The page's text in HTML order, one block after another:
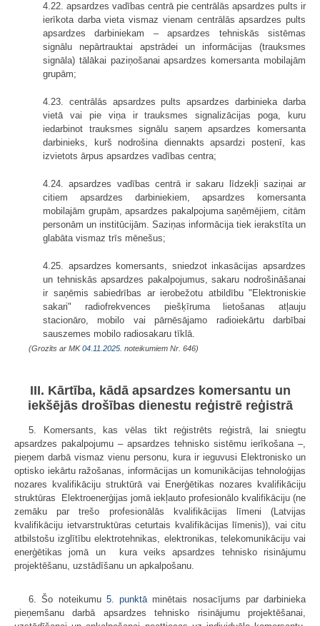
4.22. apsardzes vadības centrā pie centrālās apsardzes pults ir
ierīkota darba vieta vismaz vienam centrālās apsardzes pults
apsardzes darbiniekam – apsardzes tehniskās sistēmas
signālu nepārtrauktai apstrādei un informācijas (trauksmes
signāla) tālākai paziņošanai apsardzes komersanta mobilajām
grupām;
4.23. centrālās apsardzes pults apsardzes darbinieka darba
vietā vai pie viņa ir trauksmes signalizācijas poga, kuru
iedarbinot trauksmes signālu saņem apsardzes komersanta
darbinieks, kurš nodrošina diennakts apsardzi postenī, kas
izvietots ārpus apsardzes vadības centra;
4.24. apsardzes vadības centrā ir sakaru līdzekļi saziņai ar
citiem apsardzes darbiniekiem, apsardzes komersanta
mobilajām grupām, apsardzes pakalpojuma saņēmējiem, citām
personām un institūcijām. Saziņas informācija tiek ierakstīta un
glabāta vismaz trīs mēnešus;
4.25. apsardzes komersants, sniedzot inkasācijas apsardzes
un tehniskās apsardzes pakalpojumus, sakaru nodrošināšanai
ir saņēmis sabiedrības ar ierobežotu atbildību "Elektroniskie
sakari" radiofrekvences piešķīruma lietošanas atļauju
stacionāro, mobilo vai pārnēsājamo radioiekārtu darbībai
sauszemes mobilo radiosakaru tīklā.
(Grozīts ar MK04.11.2025. noteikumiem Nr. 646)
III. Kārtība, kādā apsardzes komersantu un
iekšējās drošības dienestu reģistrē reģistrā
5. Komersants, kas vēlas tikt reģistrēts reģistrā, lai sniegtu
apsardzes pakalpojumu – apsardzes tehnisko sistēmu ierīkošana –,
pieņem darbā vismaz vienu personu, kura ir ieguvusi Elektronisko un
optisko iekārtu ražošanas, informācijas un komunikācijas tehnoloģijas
nozares kvalifikāciju struktūrā vai Enerģētikas nozares kvalifikāciju
struktūras Elektroenerģijas jomā iekļauto profesionālo kvalifikāciju (ne
zemāku par trešo profesionālās kvalifikācijas līmeni (Latvijas
kvalifikāciju ietvarstruktūras ceturtais kvalifikācijas līmenis)), vai citu
atbilstošu izglītību elektrotehnikas, elektronikas, telekomunikāciju vai
enerģētikas jomā un kura veiks apsardzes tehnisko risinājumu
projektēšanu, uzstādīšanu un apkalpošanu.
6. Šo noteikumu 5. punktā minētais nosacījums par darbinieka
pieņemšanu darbā apsardzes tehnisko risinājumu projektēšanai,